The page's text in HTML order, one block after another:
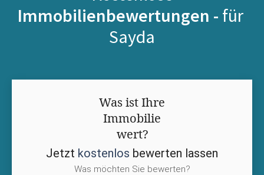
Immobilienbewertungen - für
Sayda
Was ist Ihre
Immobilie
wert?
Jetzt kostenlos bewerten lassen
Was möchten Sie bewerten?